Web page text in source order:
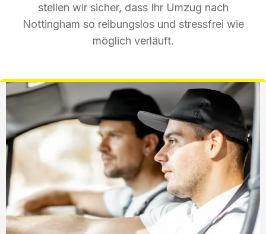
stellen wir sicher, dass Ihr Umzug nach
Nottingham so reibungslos und stressfrei wie
möglich verläuft.